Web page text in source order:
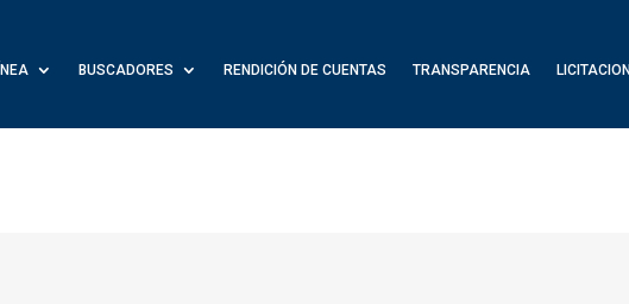
BUSCADORES RENDICIÓN DE CUENTAS TRANSPARENCIA